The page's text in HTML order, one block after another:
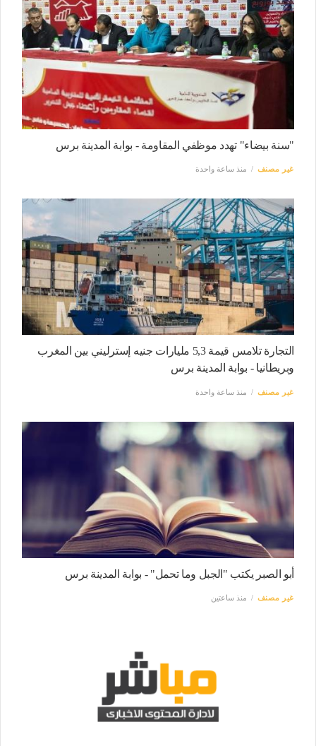
"سنة بيضاء" تهدد موظفي المقاومة - بوابة المدينة برس
غير مصنف منذ ساعة واحدة
التجارة تلامس قيمة 5,3 مليارات جنيه إسترليني بين المغرب
وبريطانيا - بوابة المدينة برس
غير مصنف منذ ساعة واحدة
أبو الصبر يكتب "الجبل وما تحمل" - بوابة المدينة برس
غير مصنف منذ ساعتين